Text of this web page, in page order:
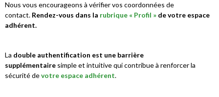
Nous vous encourageons à vérifier vos coordonnées de
contact. Rendez-vous dans la rubrique « Profil » de votre espace
adhérent.
La double authentification est une barrière
supplémentaire simple et intuitive qui contribue à renforcer la
sécurité devotre espace adhérent.